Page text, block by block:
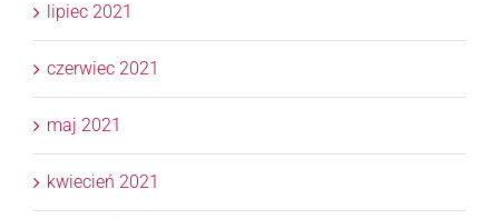
lipiec 2021
czerwiec 2021
maj 2021
kwiecień 2021